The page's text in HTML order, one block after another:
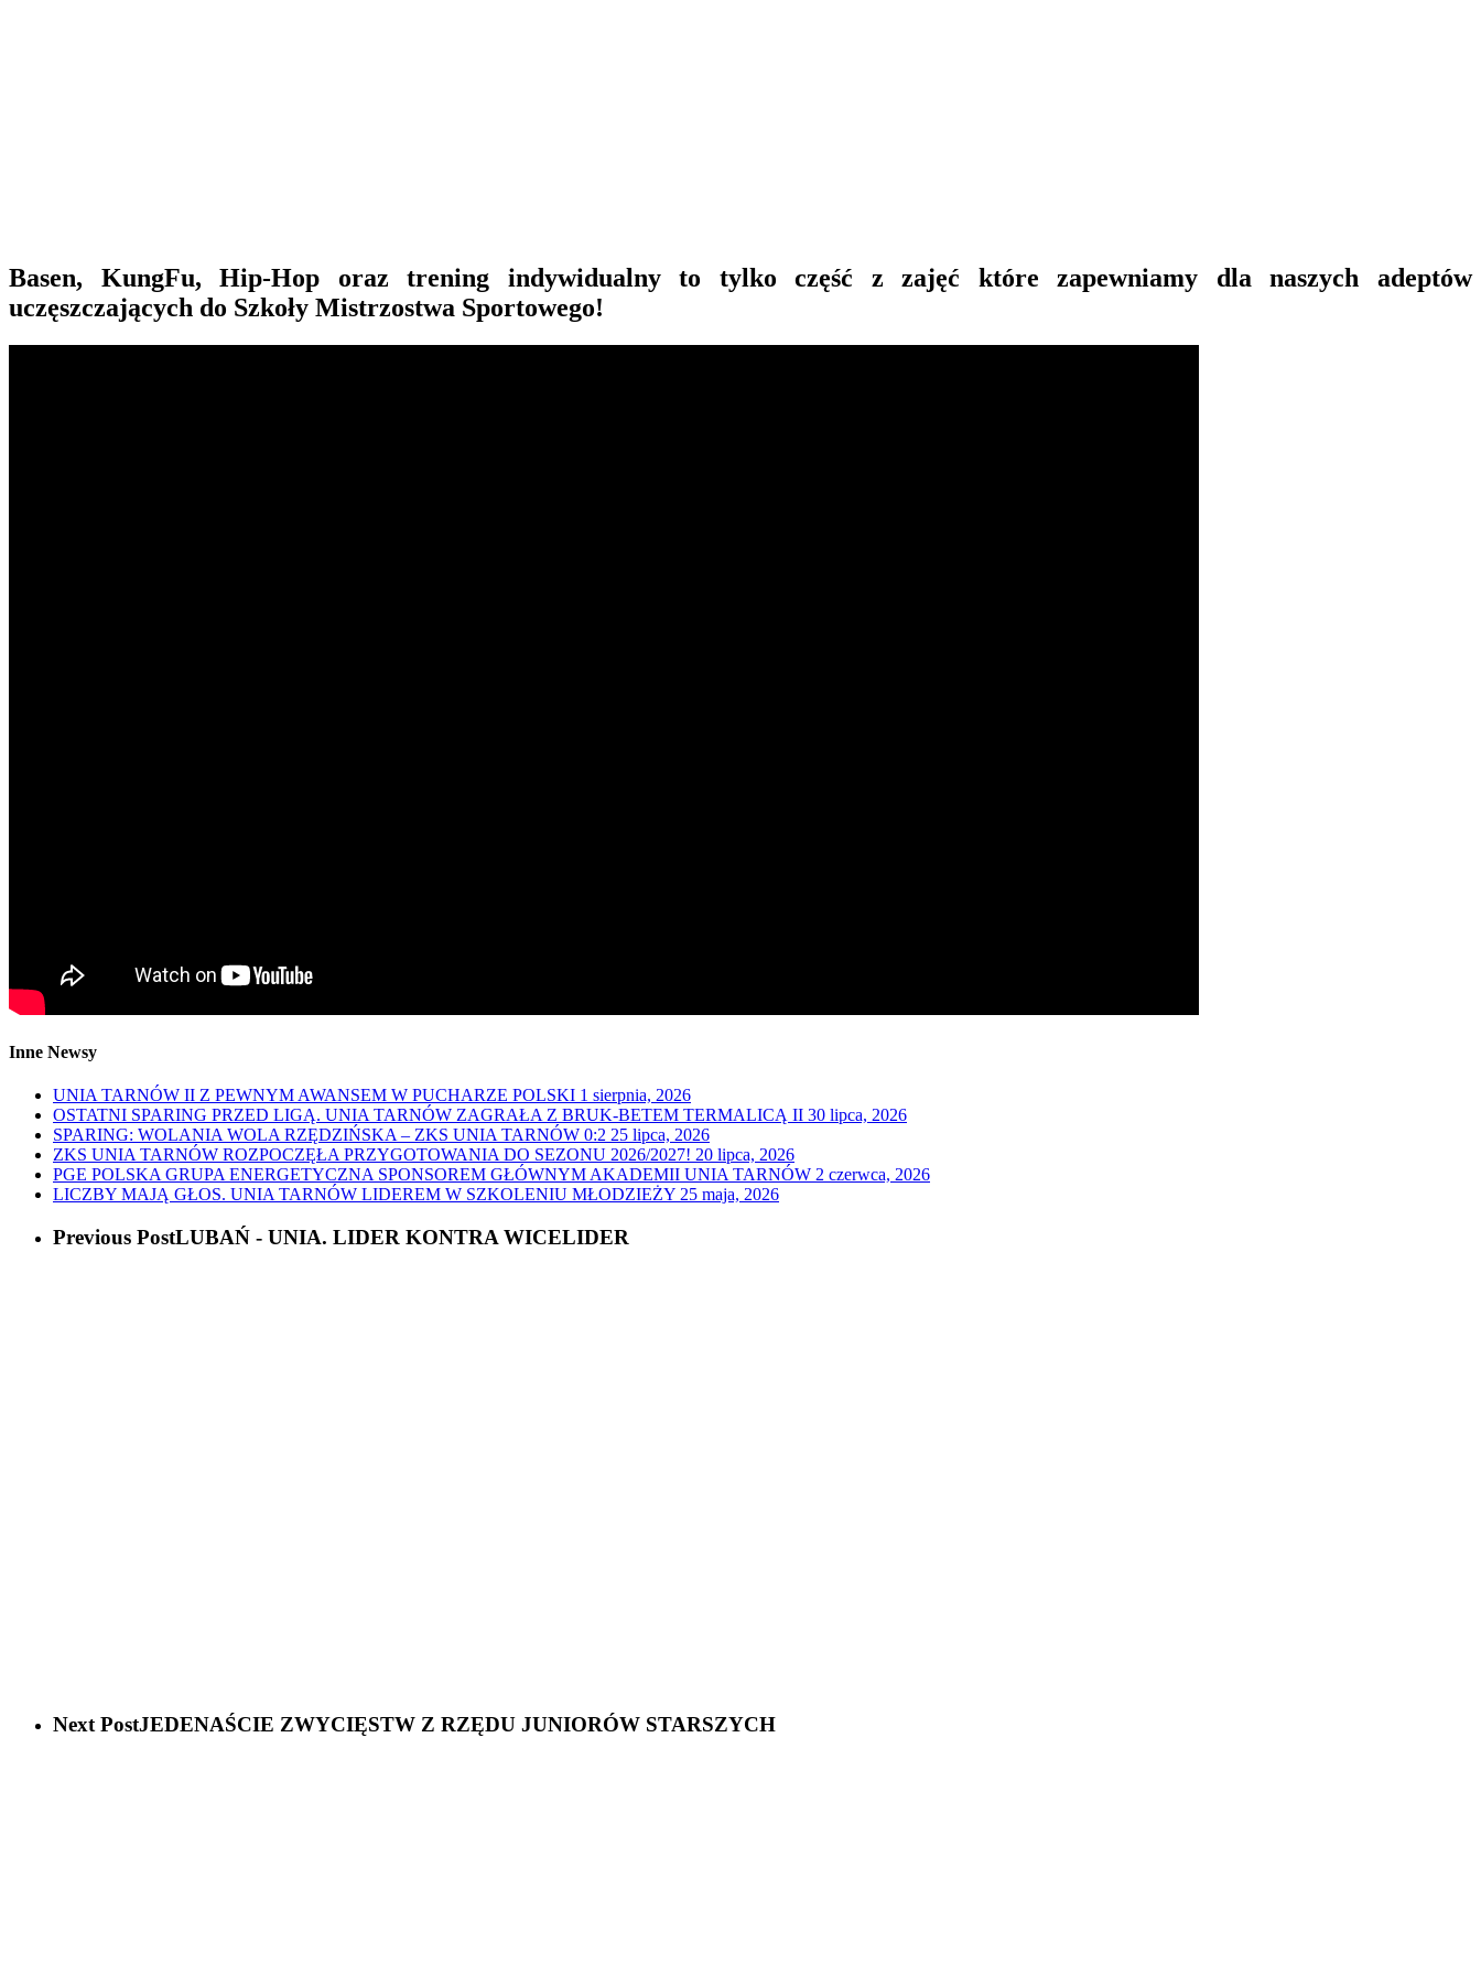
Basen, KungFu, Hip-Hop oraz trening indywidualny to tylko część z zajęć które zapewniamy dla naszych adeptów
uczęszczających do Szkoły Mistrzostwa Sportowego!
Inne Newsy
UNIA TARNÓW II Z PEWNYM AWANSEM W PUCHARZE POLSKI 1 sierpnia, 2026
OSTATNI SPARING PRZED LIGĄ. UNIA TARNÓW ZAGRAŁA Z BRUK-BETEM TERMALICĄ II 30 lipca, 2026
SPARING: WOLANIA WOLA RZĘDZIŃSKA – ZKS UNIA TARNÓW 0:2 25 lipca, 2026
ZKS UNIA TARNÓW ROZPOCZĘŁA PRZYGOTOWANIA DO SEZONU 2026/2027! 20 lipca, 2026
PGE POLSKA GRUPA ENERGETYCZNA SPONSOREM GŁÓWNYM AKADEMII UNIA TARNÓW 2 czerwca, 2026
LICZBY MAJĄ GŁOS. UNIA TARNÓW LIDEREM W SZKOLENIU MŁODZIEŻY 25 maja, 2026
Previous PostLUBAŃ - UNIA. LIDER KONTRA WICELIDER
Next PostJEDENAŚCIE ZWYCIĘSTW Z RZĘDU JUNIORÓW STARSZYCH